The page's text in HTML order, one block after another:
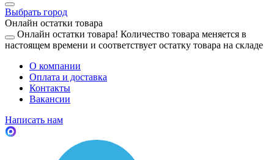
Выбрать город
Онлайн остатки товара
Онлайн остатки товара! Количество товара меняется в
настоящем времени и соответствует остатку товара на складе
О компании
Оплата и доставка
Контакты
Вакансии
Написать нам